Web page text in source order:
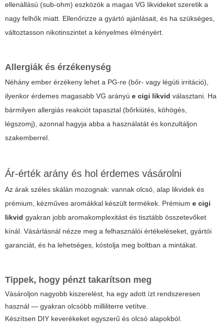
ellenállású (sub-ohm) eszközök a magas VG likvideket szeretik a
nagy felhők miatt. Ellenőrizze a gyártó ajánlásait, és ha szükséges,
változtasson nikotinszintet a kényelmes élményért.
Allergiák és érzékenység
Néhány ember érzékeny lehet a PG-re (bőr- vagy légúti irritáció),
ilyenkor érdemes magasabb VG arányú e cigi likvid választani. Ha
bármilyen allergiás reakciót tapasztal (bőrkiütés, köhögés,
légszomj), azonnal hagyja abba a használatát és konzultáljon
szakemberrel.
Ár-érték arány és hol érdemes vásárolni
Az árak széles skálán mozognak: vannak olcsó, alap likvidek és
prémium, kézműves aromákkal készült termékek. Prémium e cigi
likvid gyakran jobb aromakomplexitást és tisztább összetevőket
kínál. Vásárlásnál nézze meg a felhasználói értékeléseket, gyártói
garanciát, és ha lehetséges, kóstolja meg boltban a mintákat.
Tippek, hogy pénzt takarítson meg
Vásároljon nagyobb kiszerelést, ha egy adott ízt rendszeresen
használ — gyakran olcsóbb milliliterre vetítve.
Készítsen DIY keverékeket egyszerű és olcsó alapokból.